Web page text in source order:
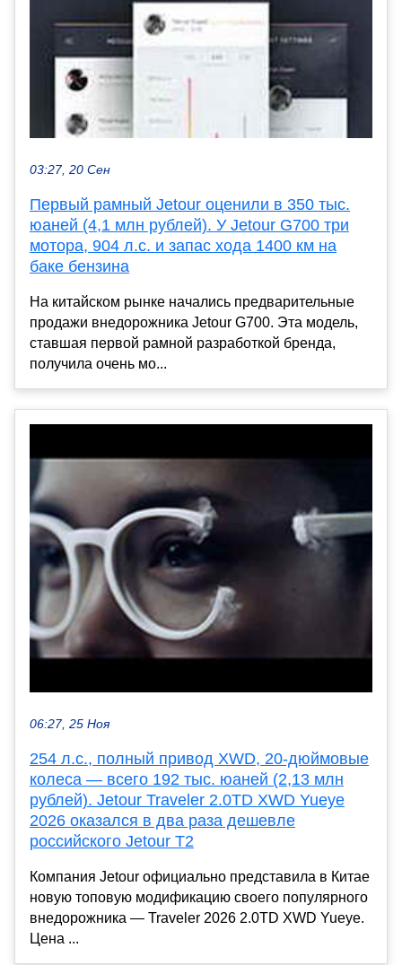
03:27, 20 Сен
Первый рамный Jetour оценили в 350 тыс.
юаней (4,1 млн рублей). У Jetour G700 три
мотора, 904 л.с. и запас хода 1400 км на
баке бензина
На китайском рынке начались предварительные
продажи внедорожника Jetour G700. Эта модель,
ставшая первой рамной разработкой бренда,
получила очень мо...
06:27, 25 Ноя
254 л.с., полный привод XWD, 20-дюймовые
колеса — всего 192 тыс. юаней (2,13 млн
рублей). Jetour Traveler 2.0TD XWD Yueye
2026 оказался в два раза дешевле
российского Jetour T2
Компания Jetour официально представила в Китае
новую топовую модификацию своего популярного
внедорожника — Traveler 2026 2.0TD XWD Yueye.
Цена ...